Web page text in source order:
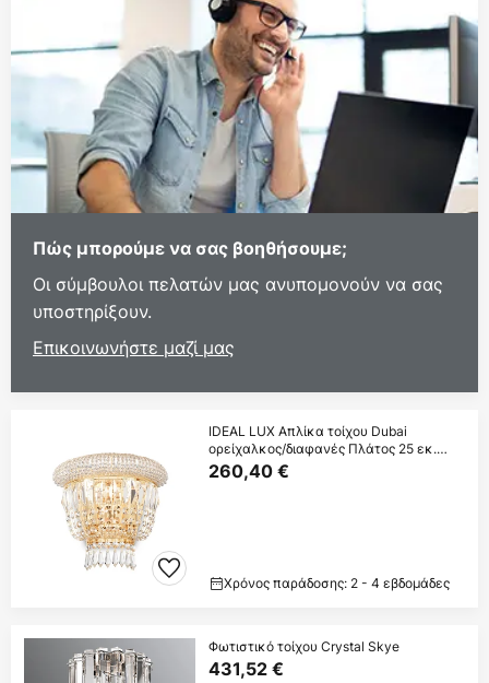
Πώς μπορούμε να σας βοηθήσουμε;
Οι σύμβουλοι πελατών μας ανυπομονούν να σας
υποστηρίξουν.
Επικοινωνήστε μαζί μας
IDEAL LUX Απλίκα τοίχου Dubai
ορείχαλκος/διαφανές Πλάτος 25 εκ.
Κρύσταλλο
260,40 €
Χρόνος παράδοσης: 2 - 4 εβδομάδες
Φωτιστικό τοίχου Crystal Skye
431,52 €